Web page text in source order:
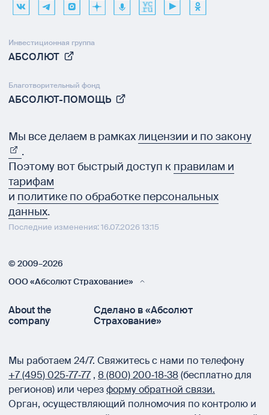
Инвестиционная группа
АБСОЛЮТ
Благотворительный фонд
АБСОЛЮТ-ПОМОЩЬ
Мы все делаем в рамкахлицензии и по закону
.
Поэтому вот быстрый доступ к правилам и
тарифам
и политике по обработке персональных
данных.
Последние изменения: 16.07.2026 13:15
© 2009–2026
ООО «Абсолют Страхование»
About the
company
Сделано в «Абсолют
Страхование»
Мы работаем 24/7. Свяжитесь с нами по телефону
+7 (495) 025‑77‑77 , 8 (800) 200‑18‑38(бесплатно для
регионов) или черезформу обратной связи.
Орган, осуществляющий полномочия по контролю и